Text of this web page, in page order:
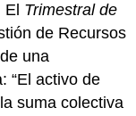
Trimestral de
de Recursos
una
“El activo de
suma colectiva